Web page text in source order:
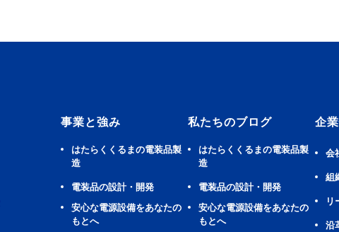
事業と強み
はたらくくるまの電装品製
造
電装品の設計・開発
安⼼な電源設備をあなたの
もとへ
私たちのブログ
はたらくくるまの電装品製
造
電装品の設計・開発
安⼼な電源設備をあなたの
もとへ
企
会
組
リ
沿